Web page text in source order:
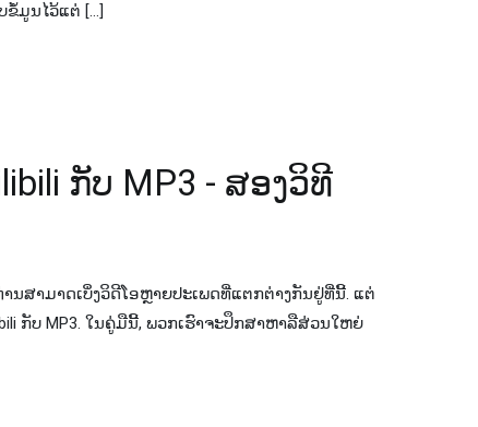
ຂໍ້ມູນໄວ້ແຕ່ […]
ກັບ MP3 - ສອງ​ວິ​ທີ​
ສາມາດເບິ່ງວິດີໂອຫຼາຍປະເພດທີ່ແຕກຕ່າງກັນຢູ່ທີ່ນີ້. ແຕ່​
ກັບ MP3​. ໃນຄູ່ມືນີ້, ພວກເຮົາຈະປຶກສາຫາລືສ່ວນໃຫຍ່